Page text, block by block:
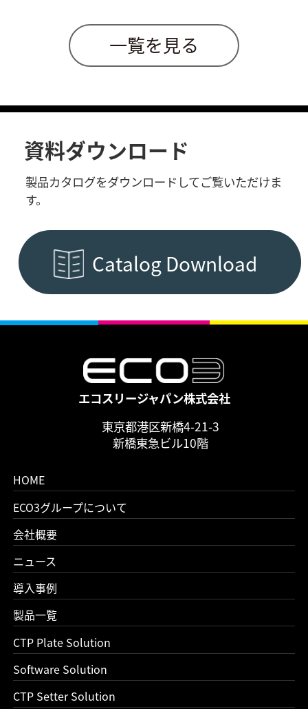
一覧を見る
資料ダウンロード
製品カタログをダウンロードしてご覧いただけま
す。
Catalog Download
エコスリージャパン株式会社
東京都港区新橋4-21-3
新橋東急ビル10階
HOME
ECO3グループについて
会社概要
ニュース
導入事例
製品一覧
CTP Plate Solution
Software Solution
CTP Setter Solution